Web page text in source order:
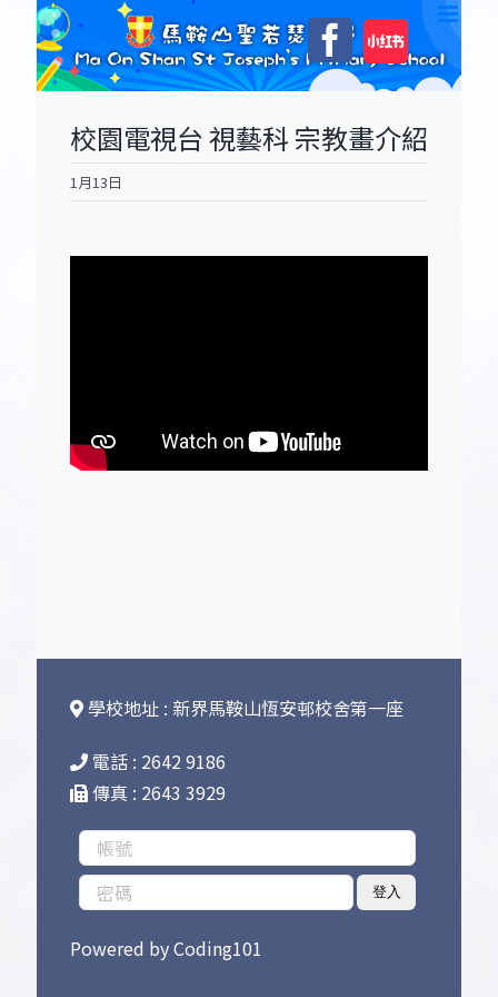
content
Facebook
自
訂
校園電視台 視藝科 宗教畫介紹
1月13日
學校地址 : 新界馬鞍山恆安邨校舍第一座
電話 : 2642 9186
傳真 : 2643 3929
登入
Powered byCoding101